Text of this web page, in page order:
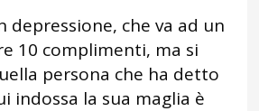
depressione, che va ad un
10 complimenti, ma si
persona che ha detto
indossa la sua maglia è